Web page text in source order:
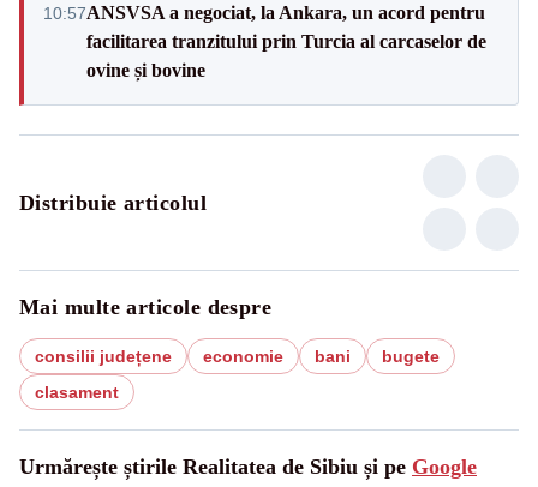
10:57ANSVSA a negociat, la Ankara, un acord pentru
facilitarea tranzitului prin Turcia al carcaselor de
ovine și bovine
Distribuie articolul
Mai multe articole despre
consilii județene economie bani
bugete
clasament
Urmărește știrile Realitatea de Sibiu și pe Google